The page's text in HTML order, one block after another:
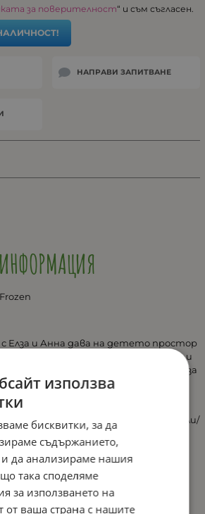
за поверителност“ и съм съгласен.
НАПРАВИ ЗАПИТВАНЕ
ИНФОРМАЦИЯ
Елза и Анна дава на детето простор
е с вградена дъска за писане и
с рисунки на героините, готови за
е перфектния подарък за всяка
кралство.
място за нужните арт материали/
използва
бисквитки, за да
съдържанието,
и да анализираме нашия
така споделяме
за използването на
от ваша страна с нашите